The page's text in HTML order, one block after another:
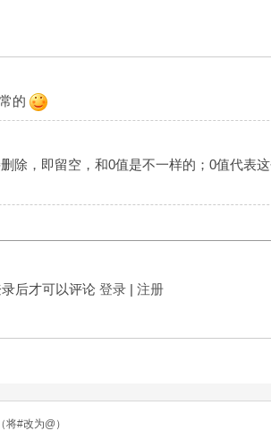
的
除，即留空，和0值是不一样的；0值代表
后才可以评论登录 |注册
#改为@）